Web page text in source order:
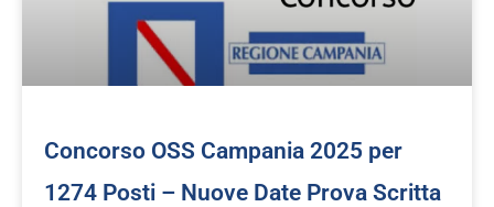
Concorso OSS Campania 2025 per
1274 Posti – Nuove Date Prova Scritta